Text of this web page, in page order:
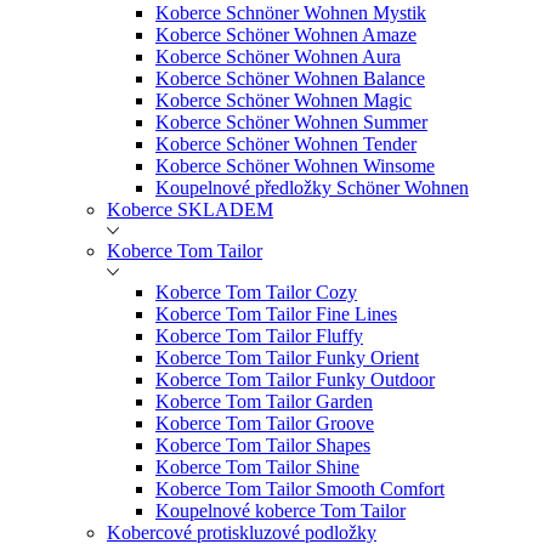
Koberce Schnöner Wohnen Mystik
Koberce Schöner Wohnen Amaze
Koberce Schöner Wohnen Aura
Koberce Schöner Wohnen Balance
Koberce Schöner Wohnen Magic
Koberce Schöner Wohnen Summer
Koberce Schöner Wohnen Tender
Koberce Schöner Wohnen Winsome
Koupelnové předložky Schöner Wohnen
Koberce SKLADEM
Koberce Tom Tailor
Koberce Tom Tailor Cozy
Koberce Tom Tailor Fine Lines
Koberce Tom Tailor Fluffy
Koberce Tom Tailor Funky Orient
Koberce Tom Tailor Funky Outdoor
Koberce Tom Tailor Garden
Koberce Tom Tailor Groove
Koberce Tom Tailor Shapes
Koberce Tom Tailor Shine
Koberce Tom Tailor Smooth Comfort
Koupelnové koberce Tom Tailor
Kobercové protiskluzové podložky